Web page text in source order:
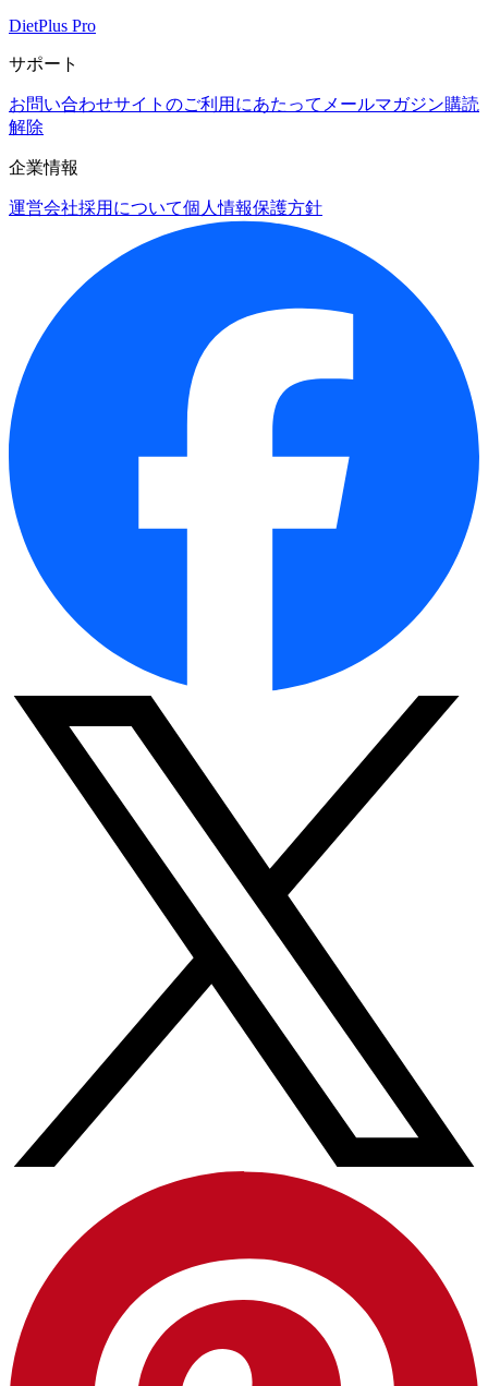
DietPlus Pro
サポート
お問い合わせサイトのご利用にあたって メールマガジン購読
解除
企業情報
運営会社採用について個人情報保護方針